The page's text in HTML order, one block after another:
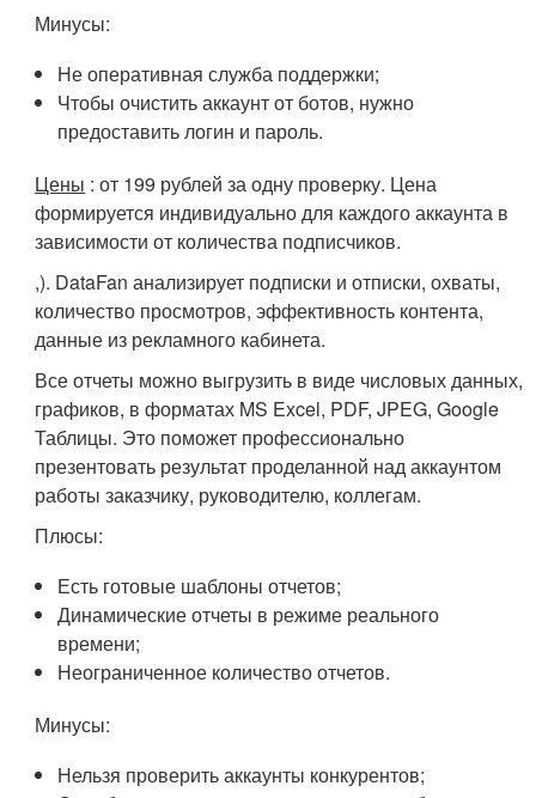
Минусы:
Не оперативная служба поддержки;
Чтобы очистить аккаунт от ботов, нужно
предоставить логин и пароль.
Цены : от 199 рублей за одну проверку. Цена
формируется индивидуально для каждого аккаунта в
зависимости от количества подписчиков.
,). DataFan анализирует подписки и отписки, охваты,
количество просмотров, эффективность контента,
данные из рекламного кабинета.
Все отчеты можно выгрузить в виде числовых данных,
графиков, в форматах MS Excel, PDF, JPEG, Google
Таблицы. Это поможет профессионально
презентовать результат проделанной над аккаунтом
работы заказчику, руководителю, коллегам.
Плюсы:
Есть готовые шаблоны отчетов;
Динамические отчеты в режиме реального
времени;
Неограниченное количество отчетов.
Минусы:
Нельзя проверить аккаунты конкурентов;